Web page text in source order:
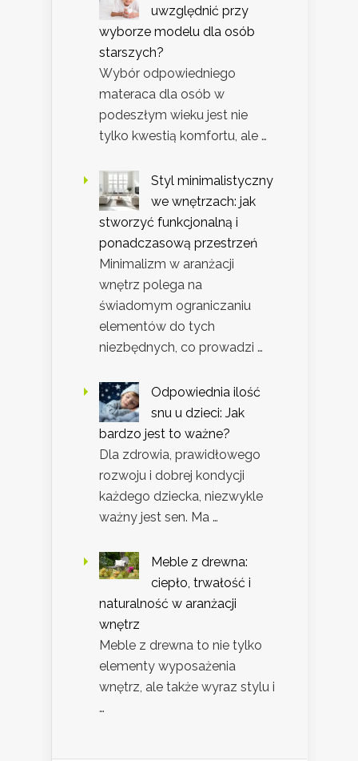
uwzględnić przy
wyborze modelu dla osób
starszych?
Wybór odpowiedniego
materaca dla osób w
podeszłym wieku jest nie
tylko kwestią komfortu, ale …
Styl minimalistyczny
we wnętrzach: jak
stworzyć funkcjonalną i
ponadczasową przestrzeń
Minimalizm w aranżacji
wnętrz polega na
świadomym ograniczaniu
elementów do tych
niezbędnych, co prowadzi …
Odpowiednia ilość
snu u dzieci: Jak
bardzo jest to ważne?
Dla zdrowia, prawidłowego
rozwoju i dobrej kondycji
każdego dziecka, niezwykle
ważny jest sen. Ma …
Meble z drewna:
ciepło, trwałość i
naturalność w aranżacji
wnętrz
Meble z drewna to nie tylko
elementy wyposażenia
wnętrz, ale także wyraz stylu i
…